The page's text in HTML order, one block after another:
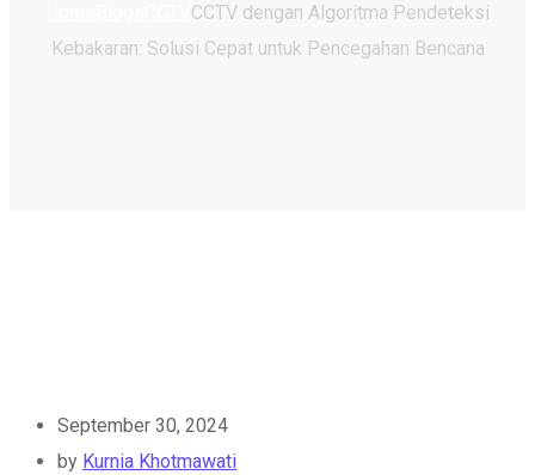
CCTV dengan Algoritma Pendeteksi
Kebakaran: Solusi Cepat untuk Pencegahan Bencana
September 30, 2024
by Kurnia Khotmawati